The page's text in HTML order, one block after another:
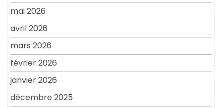
mai 2026
avril 2026
mars 2026
février 2026
janvier 2026
décembre 2025